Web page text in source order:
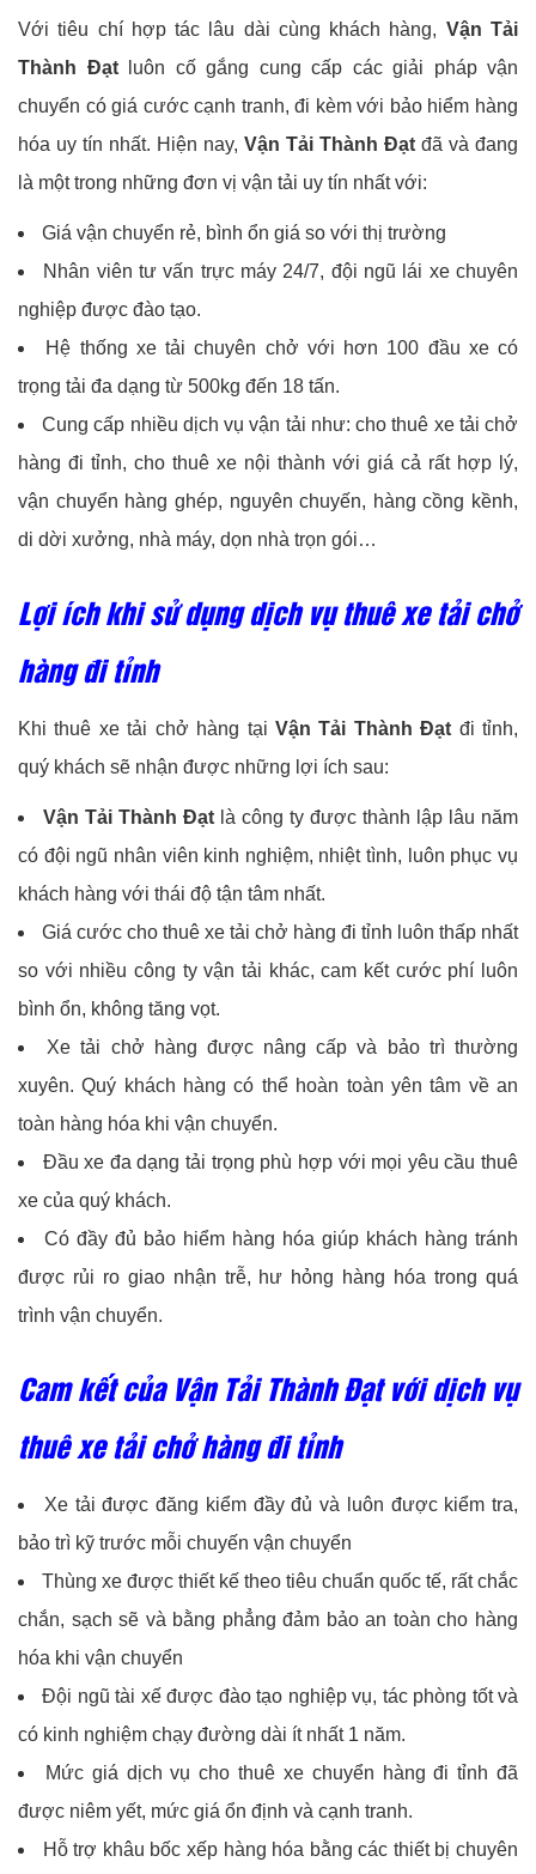
Với tiêu chí hợp tác lâu dài cùng khách hàng, Vận Tải
Thành Đạtluôn cố gắng cung cấp các giải pháp vận
chuyển có giá cước cạnh tranh, đi kèm với bảo hiểm hàng
hóa uy tín nhất. Hiện nay, Vận Tải Thành Đạt đã và đang
là một trong những đơn vị vận tải uy tín nhất với:
Giá vận chuyển rẻ, bình ổn giá so với thị trường
Nhân viên tư vấn trực máy 24/7, đội ngũ lái xe chuyên
nghiệp được đào tạo.
Hệ thống xe tải chuyên chở với hơn 100 đầu xe có
trọng tải đa dạng từ 500kg đến 18 tấn.
Cung cấp nhiều dịch vụ vận tải như: cho thuê xe tải chở
hàng đi tỉnh, cho thuê xe nội thành với giá cả rất hợp lý,
vận chuyển hàng ghép, nguyên chuyến, hàng cồng kềnh,
di dời xưởng, nhà máy, dọn nhà trọn gói…
Lợi ích khi sử dụng dịch vụ thuê xe tải chở
hàng đi tỉnh
Khi thuê xe tải chở hàng tại Vận Tải Thành Đạt đi tỉnh,
quý khách sẽ nhận được những lợi ích sau:
Vận Tải Thành Đạt là công ty được thành lập lâu năm
có đội ngũ nhân viên kinh nghiệm, nhiệt tình, luôn phục vụ
khách hàng với thái độ tận tâm nhất.
Giá cước cho thuê xe tải chở hàng đi tỉnh luôn thấp nhất
so với nhiều công ty vận tải khác, cam kết cước phí luôn
bình ổn, không tăng vọt.
Xe tải chở hàng được nâng cấp và bảo trì thường
xuyên. Quý khách hàng có thể hoàn toàn yên tâm về an
toàn hàng hóa khi vận chuyển.
Đầu xe đa dạng tải trọng phù hợp với mọi yêu cầu thuê
xe của quý khách.
Có đầy đủ bảo hiểm hàng hóa giúp khách hàng tránh
được rủi ro giao nhận trễ, hư hỏng hàng hóa trong quá
trình vận chuyển.
Cam kết của Vận Tải Thành Đạt với dịch vụ
thuê xe tải chở hàng đi tỉnh
Xe tải được đăng kiểm đầy đủ và luôn được kiểm tra,
bảo trì kỹ trước mỗi chuyến vận chuyển
Thùng xe được thiết kế theo tiêu chuẩn quốc tế, rất chắc
chắn, sạch sẽ và bằng phẳng đảm bảo an toàn cho hàng
hóa khi vận chuyển
Đội ngũ tài xế được đào tạo nghiệp vụ, tác phòng tốt và
có kinh nghiệm chạy đường dài ít nhất 1 năm.
Mức giá dịch vụ cho thuê xe chuyển hàng đi tỉnh đã
được niêm yết, mức giá ổn định và cạnh tranh.
Hỗ trợ khâu bốc xếp hàng hóa bằng các thiết bị chuyên